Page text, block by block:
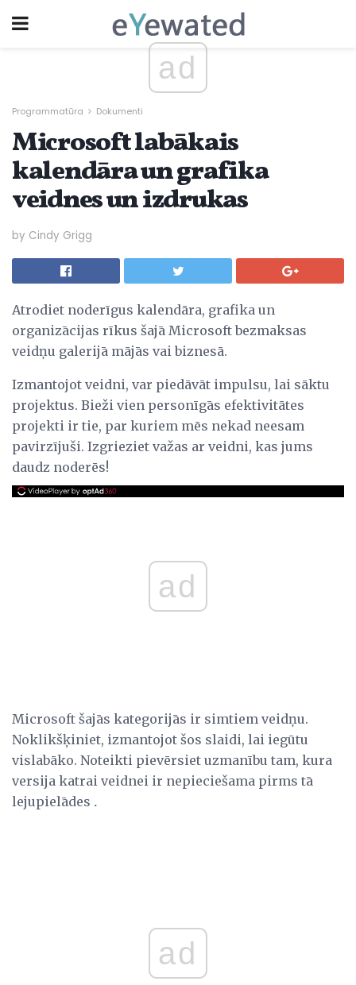
ad
Programmatūra Dokumenti
Microsoft labākais
kalendāra un grafika
veidnes un izdrukas
by Cindy Grigg
Atrodiet noderīgus kalendāra, grafika un
organizācijas rīkus šajā Microsoft bezmaksas
veidņu galerijā mājās vai biznesā.
Izmantojot veidni, var piedāvāt impulsu, lai sāktu
projektus. Bieži vien personīgās efektivitātes
projekti ir tie, par kuriem mēs nekad neesam
pavirzījuši. Izgrieziet važas ar veidni, kas jums
daudz noderēs!
ad
Microsoft šajās kategorijās ir simtiem veidņu.
Noklikšķiniet, izmantojot šos slaidi, lai iegūtu
vislabāko. Noteikti pievērsiet uzmanību tam, kura
versija katrai veidnei ir nepieciešama pirms tā
lejupielādes .
ad